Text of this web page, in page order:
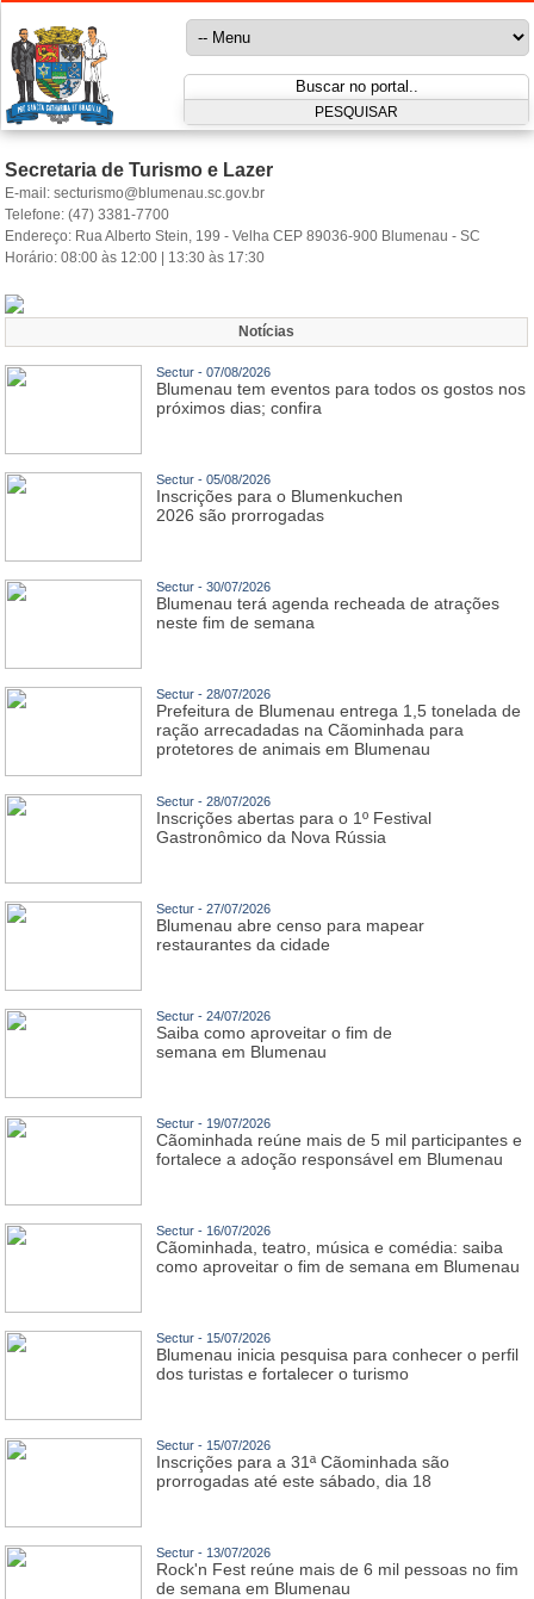
Secretaria de Turismo e Lazer
E-mail:secturismo@blumenau.sc.gov.br
Telefone:(47) 3381-7700
Endereço: Rua Alberto Stein, 199 - Velha CEP 89036-900 Blumenau - SC
Horário:08:00 às 12:00 | 13:30 às 17:30
Notícias
Sectur - 07/08/2026
Blumenau tem eventos para todos os gostos nos
próximos dias; confira
Sectur - 05/08/2026
Inscrições para o Blumenkuchen
2026 são prorrogadas
Sectur - 30/07/2026
Blumenau terá agenda recheada de atrações
neste fim de semana
Sectur - 28/07/2026
Prefeitura de Blumenau entrega 1,5 tonelada de
ração arrecadadas na Cãominhada para
protetores de animais em Blumenau
Sectur - 28/07/2026
Inscrições abertas para o 1º Festival
Gastronômico da Nova Rússia
Sectur - 27/07/2026
Blumenau abre censo para mapear
restaurantes da cidade
Sectur - 24/07/2026
Saiba como aproveitar o fim de
semana em Blumenau
Sectur - 19/07/2026
Cãominhada reúne mais de 5 mil participantes e
fortalece a adoção responsável em Blumenau
Sectur - 16/07/2026
Cãominhada, teatro, música e comédia: saiba
como aproveitar o fim de semana em Blumenau
Sectur - 15/07/2026
Blumenau inicia pesquisa para conhecer o perfil
dos turistas e fortalecer o turismo
Sectur - 15/07/2026
Inscrições para a 31ª Cãominhada são
prorrogadas até este sábado, dia 18
Sectur - 13/07/2026
Rock'n Fest reúne mais de 6 mil pessoas no fim
de semana em Blumenau